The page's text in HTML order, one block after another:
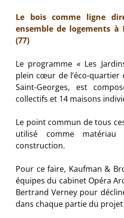
Le bois comme ligne
ensemble de logements à
(77)
Le programme « Les
plein cœur de l’éco-quartier
Saint-Georges, est
collectifs et 14 maisons
Le point commun de tous
utilisé comme matériau
construction.
Pour ce faire, Kaufman &
équipes du cabinet Opéra
Bertrand Verney pour
dans chaque partie du projet